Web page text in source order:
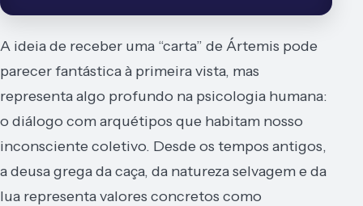
A ideia de receber uma “carta” de Ártemis pode
parecer fantástica à primeira vista, mas
representa algo profundo na psicologia humana:
o diálogo com arquétipos que habitam nosso
inconsciente coletivo. Desde os tempos antigos,
a deusa grega da caça, da natureza selvagem e da
lua representa valores concretos como